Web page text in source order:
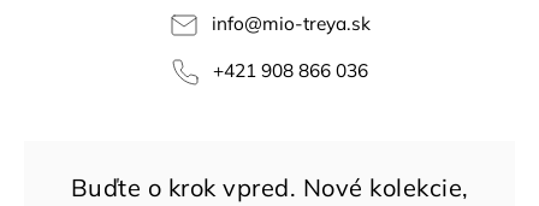
info@mio-treya.sk
+421 908 866 036